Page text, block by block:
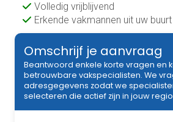
Volledig vrijblijvend
Erkende vakmannen uit uw buurt
Omschrijf je aanvraag
Beantwoord enkele korte vragen en
betrouwbare vakspecialisten. We
adresgegevens zodat we
selecteren die actief zijn in jouw